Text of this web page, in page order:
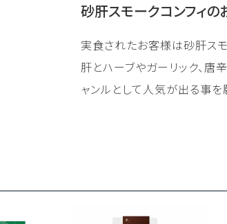
砂肝スモークコンフィ
実食されたお客様は砂肝ス
肝とハーブやガーリック、
ャンルとして人気が出る事を